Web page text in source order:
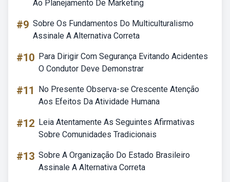
Ao Planejamento De Marketing
#9 Sobre Os Fundamentos Do Multiculturalismo
Assinale A Alternativa Correta
#10 Para Dirigir Com Segurança Evitando Acidentes
O Condutor Deve Demonstrar
#11
No Presente Observa-se Crescente Atenção
Aos Efeitos Da Atividade Humana
#12 Leia Atentamente As Seguintes Afirmativas
Sobre Comunidades Tradicionais
#13 Sobre A Organização Do Estado Brasileiro
Assinale A Alternativa Correta